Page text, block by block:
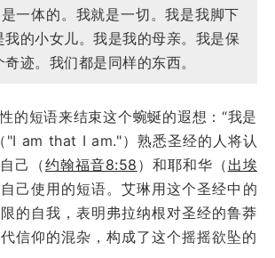
一体的。我就是一切。我是我脚下
我的小女儿。我是我的母亲。我是保
迹。我们都是同样的东西。
的短语来结束这个蜿蜒的遐想：“我是
"I am that I am."）熟悉圣经的人将认
己（约翰福音8:58 ）和耶和华（ 出埃
己使用的短语。艾琳用这个圣经中的
的自我，表明弗拉纳根对圣经的鲁莽
信仰的混杂，构成了这个摇摇欲坠的